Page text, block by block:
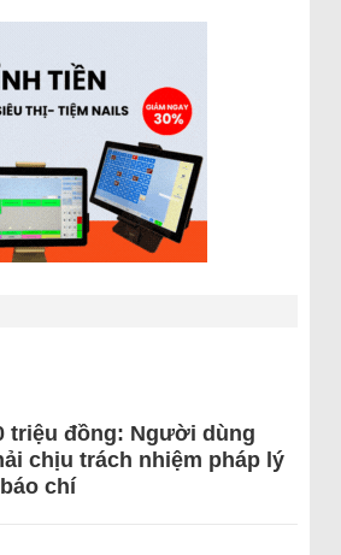
triệu đồng: Người dùng
chịu trách nhiệm pháp lý
chí